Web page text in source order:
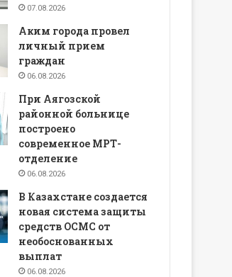
07.08.2026
Аким города провел
личный прием
граждан
06.08.2026
При Аягозской
районной больнице
построено
современное МРТ-
отделение
06.08.2026
В Казахстане создается
новая система защиты
средств ОСМС от
необоснованных
выплат
06.08.2026